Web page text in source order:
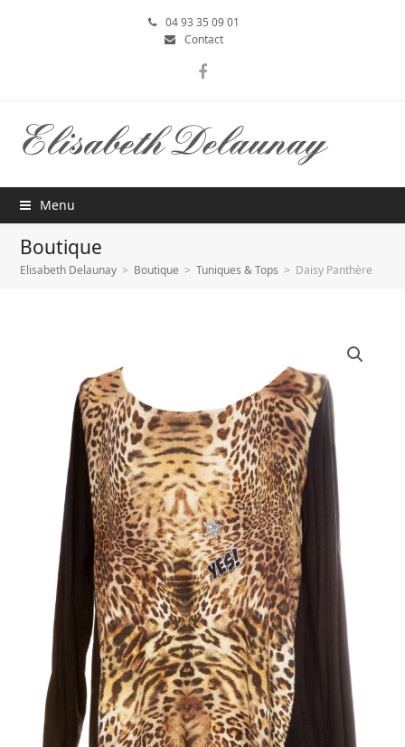
04 93 35 09 01
Contact
Facebook
Menu
Boutique
Elisabeth Delaunay > Boutique > Tuniques & Tops > Daisy Panthère